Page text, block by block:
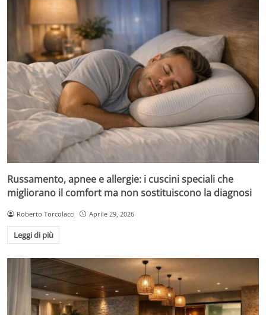
Russamento, apnee e allergie: i cuscini speciali che
migliorano il comfort ma non sostituiscono la diagnosi
Roberto Torcolacci Aprile 29, 2026
Leggi di più